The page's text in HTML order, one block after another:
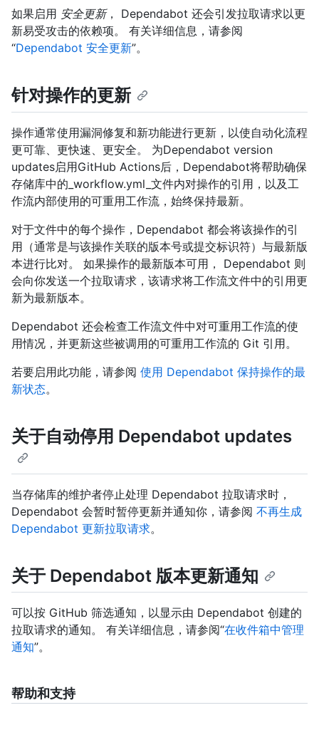
如果启用 安全更新， Dependabot 还会引发拉取请求以更
新易受攻击的依赖项。 有关详细信息，请参阅
“Dependabot 安全更新”。
针对操作的更新
操作通常使用漏洞修复和新功能进行更新，以使自动化流程
更可靠、更快速、更安全。 为Dependabot version
updates启用GitHub Actions后，Dependabot将帮助确保
存储库中的_workflow.yml_文件内对操作的引用，以及工
作流内部使用的可重用工作流，始终保持最新。
对于文件中的每个操作，Dependabot 都会将该操作的引
用（通常是与该操作关联的版本号或提交标识符）与最新版
本进行比对。 如果操作的最新版本可用， Dependabot 则
会向你发送一个拉取请求，该请求将工作流文件中的引用更
新为最新版本。
Dependabot 还会检查工作流文件中对可重用工作流的使
用情况，并更新这些被调用的可重用工作流的 Git 引用。
若要启用此功能，请参阅 使用 Dependabot 保持操作的最
新状态。
关于自动停用 Dependabot updates
当存储库的维护者停止处理 Dependabot 拉取请求时，
Dependabot 会暂时暂停更新并通知你，请参阅 不再生成
Dependabot 更新拉取请求。
关于 Dependabot 版本更新通知
可以按 GitHub 筛选通知，以显示由 Dependabot 创建的
拉取请求的通知。 有关详细信息，请参阅“在收件箱中管理
通知”。
帮助和支持